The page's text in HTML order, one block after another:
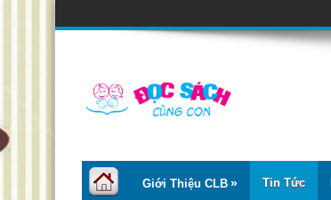
Giới Thiệu CLB Tin Tức